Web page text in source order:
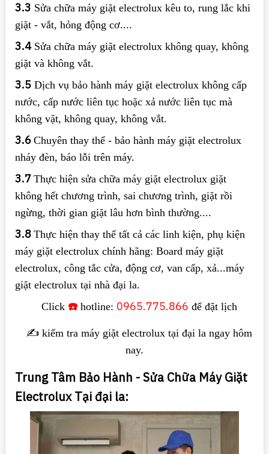
3.3 Sửa chữa máy giặt electrolux kêu to, rung lắc khi
giặt - vắt, hỏng động cơ....
3.4Sửa chữa máy giặt electrolux không quay, không
giặt và không vắt.
3.5 Dịch vụ bảo hành máy giặt electrolux không cấp
nước, cấp nước liên tục hoặc xả nước liên tục mà
không vặt, không quay, không vắt.
3.6 Chuyên thay thế - bảo hành máy giặt electrolux
nháy đèn, báo lỗi trên máy.
3.7 Thực hiện sửa chữa máy giặt electrolux giặt
không hết chương trình, sai chương trình, giặt rồi
ngừng, thời gian giặt lâu hơn bình thường....
3.8 Thực hiện thay thế tất cả các linh kiện, phụ kiện
máy giặt electrolux chính hãng: Board máy giặt
electrolux, công tắc cửa, động cơ, van cấp, xả...máy
giặt electrolux tại nhà đại la.
Click ☎️hotline: 0965.775.866 để đặt lịch
✍️ kiểm tra máy giặt electrolux tại đại la ngay hôm
nay.
Trung Tâm Bảo Hành - Sửa Chữa Máy Giặt
Electrolux Tại đại la: